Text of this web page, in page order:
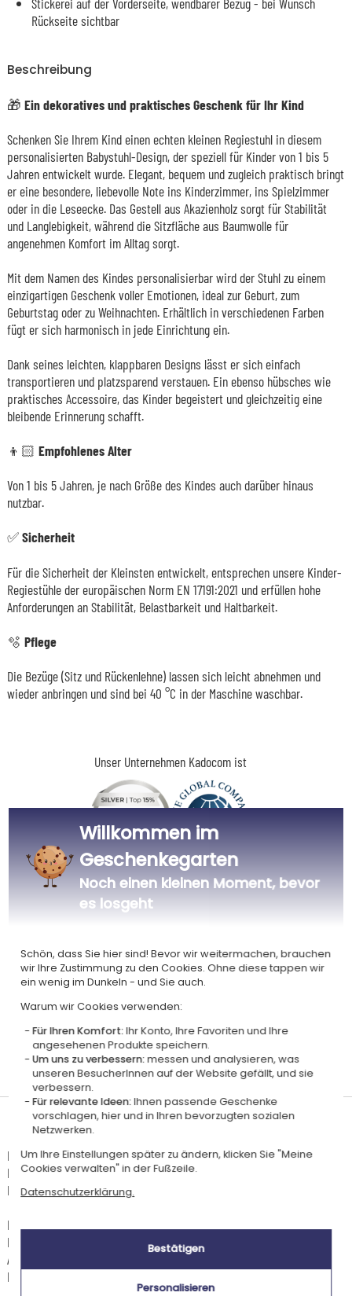
Rückseite sichtbar
Unser Unternehmen Kadocom ist
Zertifiziert
Ecovadis Silver
Mitglied von
Global Compact
Dieses Geschenk ist
Personalisiert
in Frankreich
Beschreibung
🎁 Ein dekoratives und praktisches Geschenk für Ihr Kind
Schenken Sie Ihrem Kind einen echten kleinen Regiestuhl in diesem
personalisierten Babystuhl-Design, der speziell für Kinder von 1 bis 5
Jahren entwickelt wurde. Elegant, bequem und zugleich praktisch bringt
er eine besondere, liebevolle Note ins Kinderzimmer, ins Spielzimmer
oder in die Leseecke. Das Gestell aus Akazienholz sorgt für Stabilität
und Langlebigkeit, während die Sitzfläche aus Baumwolle für
angenehmen Komfort im Alltag sorgt.
Mit dem Namen des Kindes personalisierbar wird der Stuhl zu einem
einzigartigen Geschenk voller Emotionen, ideal zur Geburt, zum
Geburtstag oder zu Weihnachten. Erhältlich in verschiedenen Farben
fügt er sich harmonisch in jede Einrichtung ein.
Dank seines leichten, klappbaren Designs lässt er sich einfach
transportieren und platzsparend verstauen. Ein ebenso hübsches wie
praktisches Accessoire, das Kinder begeistert und gleichzeitig eine
bleibende Erinnerung schafft.
👦🏻 Empfohlenes Alter
Von 1 bis 5 Jahren, je nach Größe des Kindes auch darüber hinaus
nutzbar.
✅Sicherheit
Für die Sicherheit der Kleinsten entwickelt, entsprechen unsere Kinder-
Regiestühle der europäischen Norm EN 17191:2021 und erfüllen hohe
Anforderungen an Stabilität, Belastbarkeit und Haltbarkeit.
🫧 Pflege
Die Bezüge (Sitz und Rückenlehne) lassen sich leicht abnehmen und
wieder anbringen und sind bei 40 °C in der Maschine waschbar.
Lieferdatum und Lieferpreis
Dieser Artikel wird in unserem Atelier in Toulouse personalisiert.
Er ist für das Angebot "Versandkostenfrei ab 85 € Warenwert" mit der
Hermes-Standardlieferung berechtigt.
Für jede Bestellung unter 85 € gelten die unten aufgeführten
Lieferkosten für den Kauf dieses Artikels.
Artikel, die in unserem Atelier personalisiert werden (etwa 95% unserer
Produkte), sind mit dem Logo
Willkommen im
Geschenkegarten
Noch einen kleinen Moment, bevor
es losgeht
Schön, dass Sie hier sind! Bevor wir weitermachen, brauchen
wir Ihre Zustimmung zu den Cookies. Ohne diese tappen wir
ein wenig im Dunkeln - und Sie auch.
Warum wir Cookies verwenden:
Für Ihren Komfort:Ihr Konto, Ihre Favoriten und Ihre
angesehenen Produkte speichern.
Um uns zu verbessern:messen und analysieren, was
unseren BesucherInnen auf der Website gefällt, und sie
verbessern.
Für relevante Ideen:Ihnen passende Geschenke
vorschlagen, hier und in Ihren bevorzugten sozialen
Netzwerken.
Um Ihre Einstellungen später zu ändern, klicken Sie "Meine
Cookies verwalten" in der Fußzeile.
Datenschutzerklärung.
Bestätigen
Personalisieren